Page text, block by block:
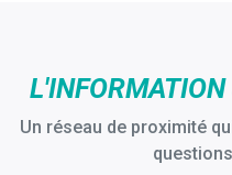
Un réseau de proximité